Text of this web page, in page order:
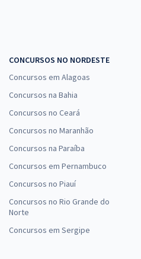
CONCURSOS NO NORDESTE
Concursos em Alagoas
Concursos na Bahia
Concursos no Ceará
Concursos no Maranhão
Concursos na Paraíba
Concursos em Pernambuco
Concursos no Piauí
Concursos no Rio Grande do
Norte
Concursos em Sergipe